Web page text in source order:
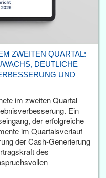
ZWEITEN QUARTAL:
DEUTLICHE
UND
im zweiten Quartal
Ein
der erfolgreiche
im Quartalsverlauf
der Cash-Generierung
des